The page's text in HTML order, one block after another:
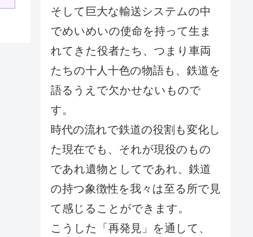
そして巨大な輸送システムの中
でめいめいの使命を持って生ま
れてきた役者たち、つまり車両
たちの十人十色の物語も、鉄道を
語るうえで欠かせないもので
す。
時代の流れで鉄道の役割も変化し
た現在でも、それが現役のもの
であれ遺物としてであれ、鉄道
の持つ象徴性を我々は至る所で見
て感じることができます。
こうした「再発見」を通して、